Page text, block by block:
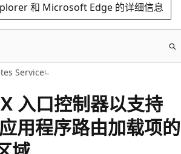
和 Microsoft Edge 的详细信息
Service
入口控制器以支持
用程序路由加载项的